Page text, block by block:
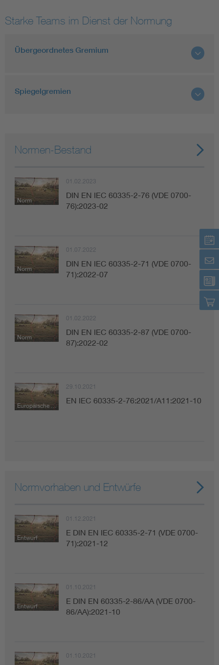
Starke Teams im Dienst der Normung
Übergeordnetes Gremium
Spiegelgremien
Normen-Bestand
Norm
01.02.2023
DIN EN IEC 60335-2-76 (VDE 0700-
76):2023-02
Norm
01.07.2022
DIN EN IEC 60335-2-71 (VDE 0700-
71):2022-07
Norm
01.02.2022
DIN EN IEC 60335-2-87 (VDE 0700-
87):2022-02
Europäische Norm
29.10.2021
EN IEC 60335-2-76:2021/A11:2021-10
Normvorhaben und Entwürfe
Entwurf
01.12.2021
E DIN EN IEC 60335-2-71 (VDE 0700-
71):2021-12
Entwurf
01.10.2021
E DIN EN 60335-2-86/AA (VDE 0700-
86/AA):2021-10
01.10.2021